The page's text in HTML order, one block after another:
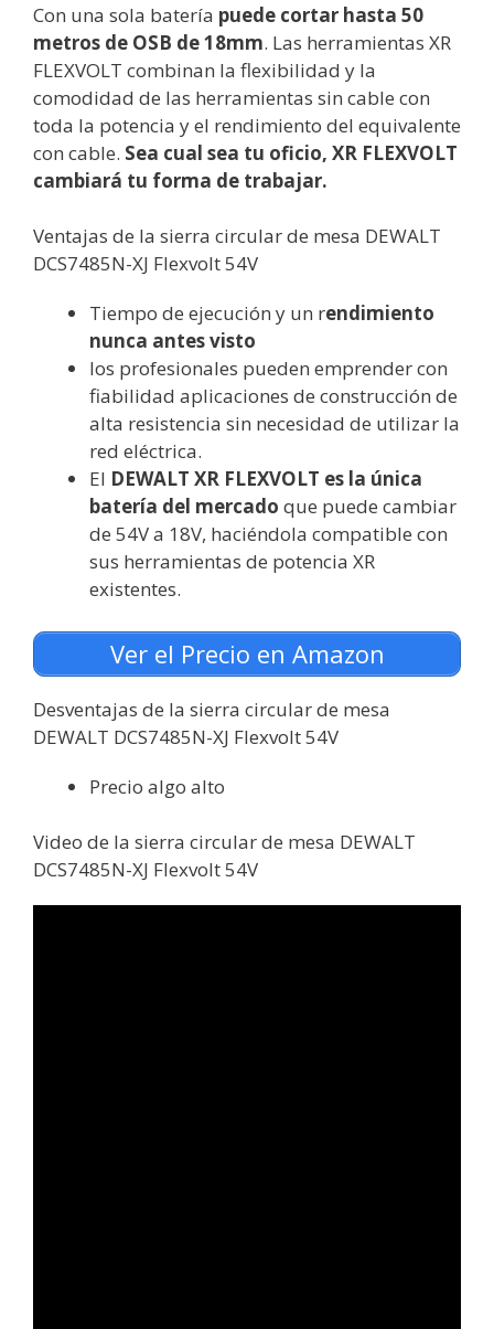
Con una sola batería puede cortar hasta 50
metros de OSB de 18mm. Las herramientas XR
FLEXVOLT combinan la flexibilidad y la
comodidad de las herramientas sin cable con
toda la potencia y el rendimiento del equivalente
con cable. Sea cual sea tu oficio, XR FLEXVOLT
cambiará tu forma de trabajar.
Ventajas de la sierra circular de mesa DEWALT
DCS7485N-XJ Flexvolt 54V
Tiempo de ejecución y un rendimiento
nunca antes visto
los profesionales pueden emprender con
fiabilidad aplicaciones de construcción de
alta resistencia sin necesidad de utilizar la
red eléctrica.
El DEWALT XR FLEXVOLT es la única
batería del mercado que puede cambiar
de 54V a 18V, haciéndola compatible con
sus herramientas de potencia XR
existentes.
Ver el Precio en Amazon
Desventajas de la sierra circular de mesa
DEWALT DCS7485N-XJ Flexvolt 54V
Precio algo alto
Video de la sierra circular de mesa DEWALT
DCS7485N-XJ Flexvolt 54V